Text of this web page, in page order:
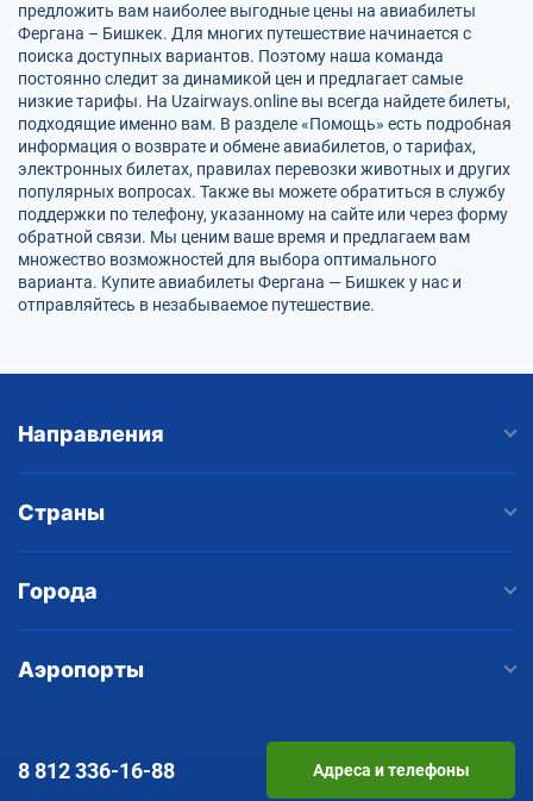
предложить вам наиболее выгодные цены на авиабилеты
Фергана – Бишкек. Для многих путешествие начинается с
поиска доступных вариантов. Поэтому наша команда
постоянно следит за динамикой цен и предлагает самые
низкие тарифы. На Uzairways.online вы всегда найдете билеты,
подходящие именно вам. В разделе «Помощь» есть подробная
информация о возврате и обмене авиабилетов, о тарифах,
электронных билетах, правилах перевозки животных и других
популярных вопросах. Также вы можете обратиться в службу
поддержки по телефону, указанному на сайте или через форму
обратной связи. Мы ценим ваше время и предлагаем вам
множество возможностей для выбора оптимального
варианта. Купите авиабилеты Фергана — Бишкек у нас и
отправляйтесь в незабываемое путешествие.
Направления
Страны
Города
Аэропорты
8 812336-16-88 Адреса и телефоны